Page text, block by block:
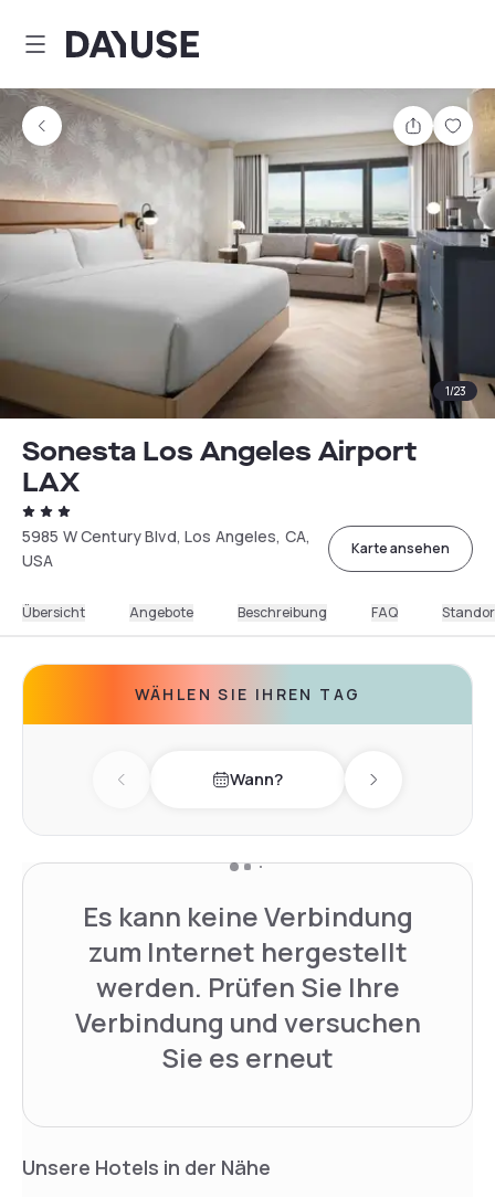
Dayuse
Teilen
1/23
Sonesta Los Angeles Airport
LAX
5985 W Century Blvd, Los Angeles, CA,
USA
Karte ansehen
Übersicht Angebote Beschreibung FAQ
WÄHLEN SIE IHREN TAG
Previous day Wann? Next day
Es kann keine Verbindung
zum Internet hergestellt
werden. Prüfen Sie Ihre
Verbindung und versuchen
Sie es erneut
Unsere Hotels in der Nähe